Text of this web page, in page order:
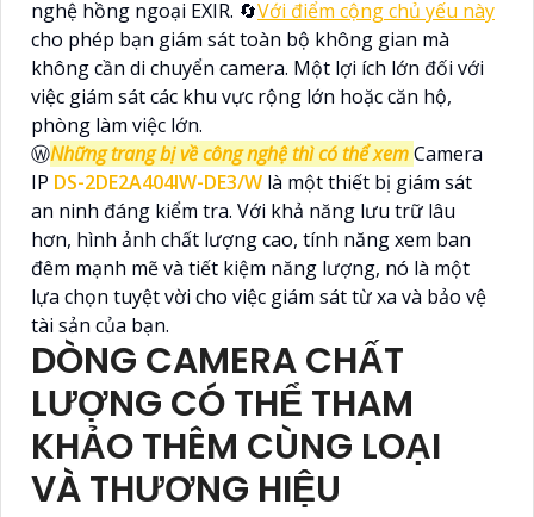
nghệ hồng ngoại EXIR. 🔄Với điểm cộng chủ yếu này
cho phép bạn giám sát toàn bộ không gian mà
không cần di chuyển camera. Một lợi ích lớn đối với
việc giám sát các khu vực rộng lớn hoặc căn hộ,
phòng làm việc lớn.
ⓌNhững trang bị về công nghệ thì có thể xemCamera
IP DS-2DE2A404IW-DE3/W là một thiết bị giám sát
an ninh đáng kiểm tra. Với khả năng lưu trữ lâu
hơn, hình ảnh chất lượng cao, tính năng xem ban
đêm mạnh mẽ và tiết kiệm năng lượng, nó là một
lựa chọn tuyệt vời cho việc giám sát từ xa và bảo vệ
tài sản của bạn.
DÒNG CAMERA CHẤT
LƯỢNG CÓ THỂ THAM
KHẢO THÊM CÙNG LOẠI
VÀ THƯƠNG HIỆU